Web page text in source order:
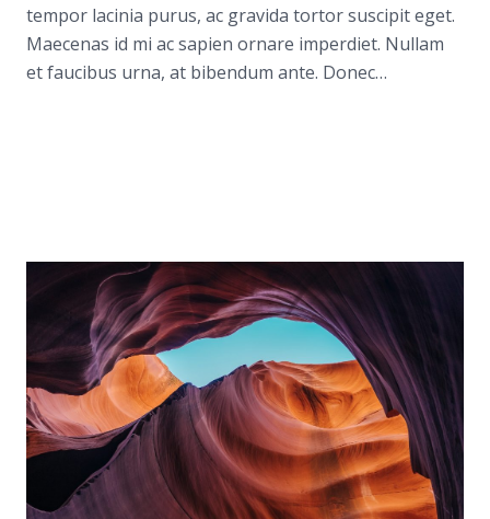
tempor lacinia purus, ac gravida tortor suscipit eget.
Maecenas id mi ac sapien ornare imperdiet. Nullam
et faucibus urna, at bibendum ante. Donec…